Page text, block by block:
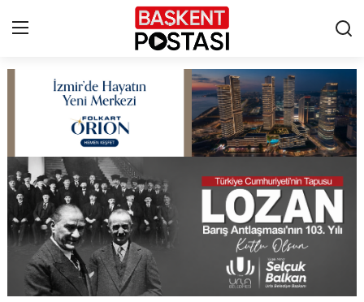
Çerez Politikası
Künye
Ankara
TBMM